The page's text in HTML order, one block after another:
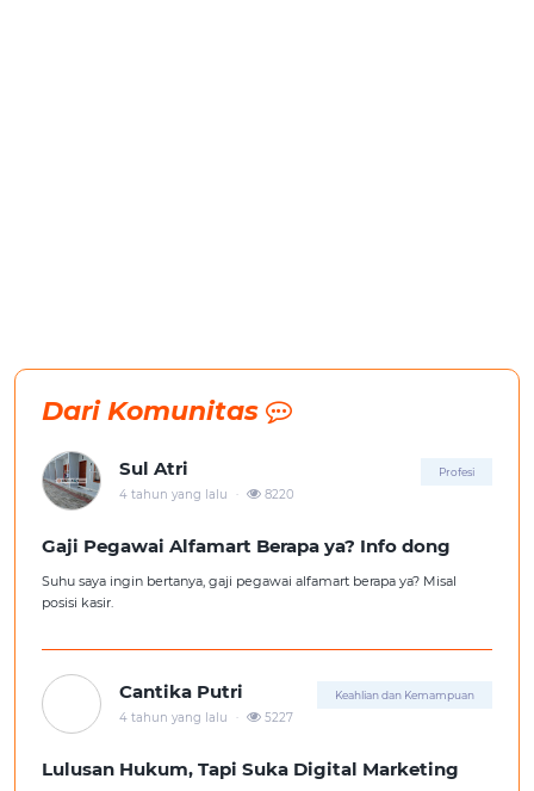
Dari Komunitas
Sul Atri Profesi
4 tahun yang lalu . 8220
Gaji Pegawai Alfamart Berapa ya? Info dong
Suhu saya ingin bertanya, gaji pegawai alfamart berapa ya? Misal
posisi kasir.
Cantika Putri Keahlian dan Kemampuan
4 tahun yang lalu . 5227
Lulusan Hukum, Tapi Suka Digital Marketing